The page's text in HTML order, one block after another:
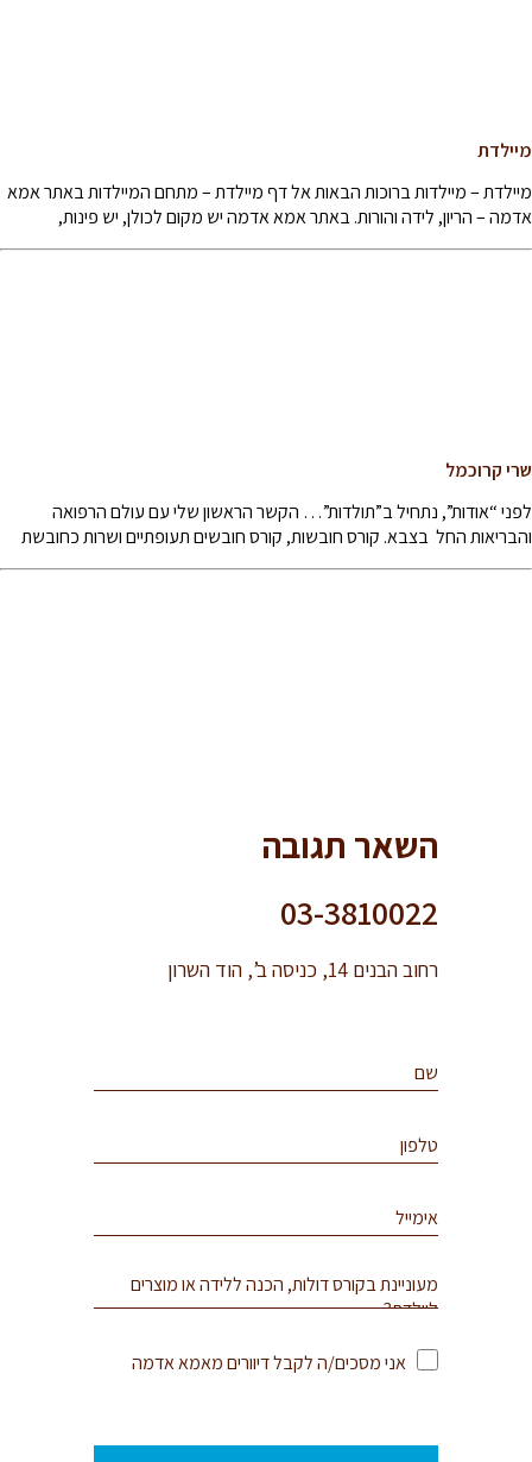
מיילדת
מיילדת – מיילדות ברוכות הבאות אל דף מיילדת – מתחם המיילדות באתר אמא
אדמה – הריון, לידה והורות. באתר אמא אדמה יש מקום לכולן, יש פינות,
שרי קרוכמל
לפני “אודות”, נתחיל ב”תולדות”… הקשר הראשון שלי עם עולם הרפואה
והבריאות החל בצבא. קורס חובשות, קורס חובשים תעופתיים ושרות כחובשת
השאר תגובה
03-3810022
רחוב הבנים 14, כניסה ב’, הוד השרון
אני מסכים/ה לקבל דיוורים מאמא אדמה